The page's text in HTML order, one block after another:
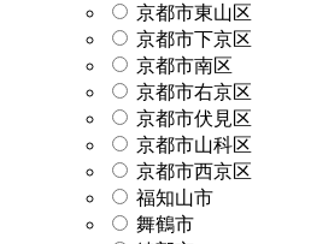
京都市東山区
京都市下京区
京都市南区
京都市右京区
京都市伏見区
京都市山科区
京都市西京区
福知山市
舞鶴市